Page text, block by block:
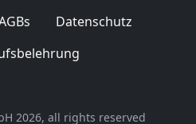
Datenschutz
2026, all rights reserved